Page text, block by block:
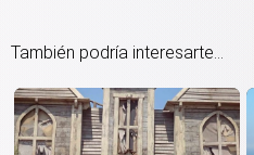
También podría interesarte...